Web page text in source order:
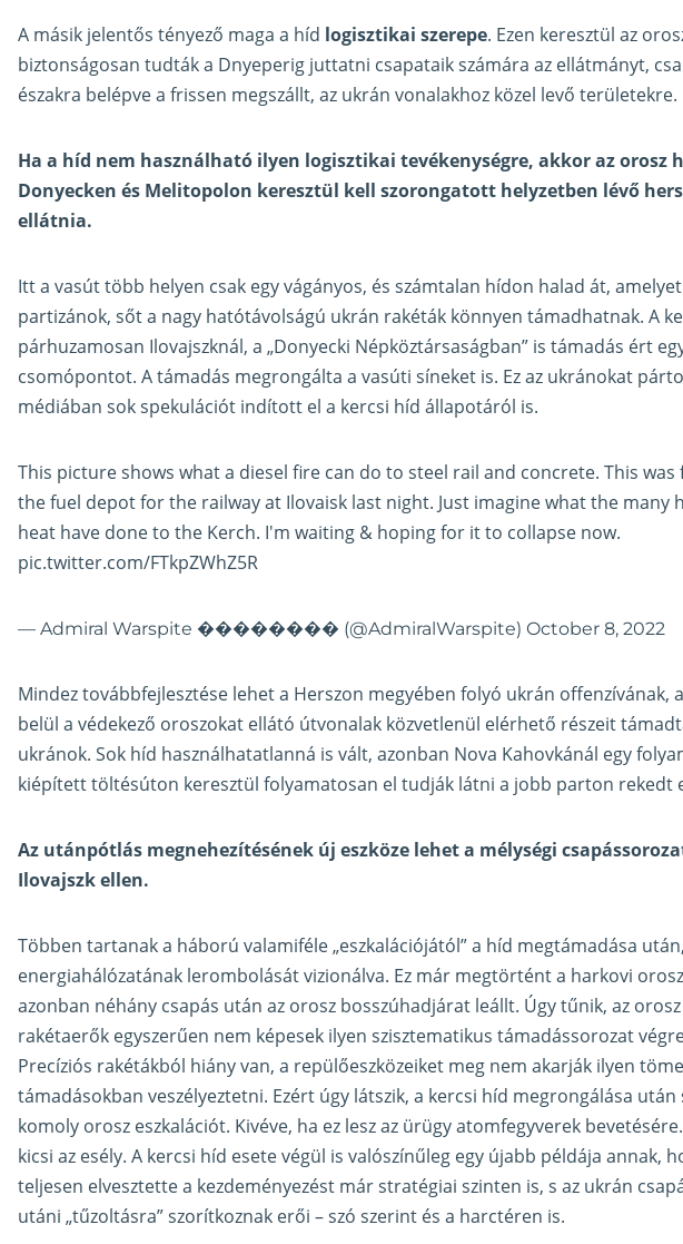
A másik jelentős tényező maga a híd logisztikai szerepe. Ezen keresztül az
biztonságosan tudták a Dnyeperig juttatni csapataik számára az ellátmányt,
északra belépve a frissen megszállt, az ukrán vonalakhoz közel levő területekre.
Ha a híd nem használható ilyen logisztikai tevékenységre, akkor az orosz
Donyecken és Melitopolon keresztül kell szorongatott helyzetben lévő
ellátnia.
Itt a vasút több helyen csak egy vágányos, és számtalan hídon halad át,
partizánok, sőt a nagy hatótávolságú ukrán rakéták könnyen támadhatnak. A
párhuzamosan Ilovajszknál, a „Donyecki Népköztársaságban” is támadás ért
csomópontot. A támadás megrongálta a vasúti síneket is. Ez az ukránokat
médiában sok spekulációt indított el a kercsi híd állapotáról is.
This picture shows what a diesel fire can do to steel rail and concrete. This
the fuel depot for the railway at Ilovaisk last night. Just imagine what the many
heat have done to the Kerch. I'm waiting & hoping for it to collapse now.
pic.twitter.com/FTkpZWhZ5R
— Admiral Warspite �������� (@AdmiralWarspite) October 8, 2022
Mindez továbbfejlesztése lehet a Herszon megyében folyó ukrán offenzívának,
belül a védekező oroszokat ellátó útvonalak közvetlenül elérhető részeit
ukránok. Sok híd használhatatlanná is vált, azonban Nova Kahovkánál egy
kiépített töltésúton keresztül folyamatosan el tudják látni a jobb parton rekedt
Az utánpótlás megnehezítésének új eszköze lehet a mélységi
Ilovajszk ellen.
Többen tartanak a háború valamiféle „eszkalációjától” a híd megtámadása
energiahálózatának lerombolását vizionálva. Ez már megtörtént a harkovi
azonban néhány csapás után az orosz bosszúhadjárat leállt. Úgy tűnik, az orosz
rakétaerők egyszerűen nem képesek ilyen szisztematikus támadássorozat
Precíziós rakétákból hiány van, a repülőeszközeiket meg nem akarják ilyen
támadásokban veszélyeztetni. Ezért úgy látszik, a kercsi híd megrongálása
komoly orosz eszkalációt. Kivéve, ha ez lesz az ürügy atomfegyverek
kicsi az esély. A kercsi híd esete végül is valószínűleg egy újabb példája annak,
teljesen elvesztette a kezdeményezést már stratégiai szinten is, s az ukrán
utáni „tűzoltásra” szorítkoznak erői – szó szerint és a harctéren is.